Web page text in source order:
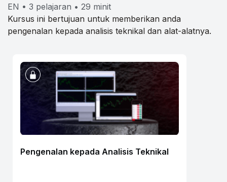
EN • 3 pelajaran • 29 minit
Kursus ini bertujuan untuk memberikan anda
pengenalan kepada analisis teknikal dan alat-alatnya.
Pengenalan kepada Analisis Teknikal